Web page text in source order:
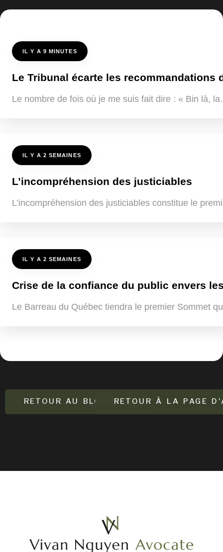
IL Y A 9 MINUTES
Le Tribunal écarte les recommandations
Le nombre de fois où je me suis fait dire : « Bin là,
IL Y A 2 SEMAINES
L’incompréhension des justiciables
L’incompréhension des justiciables constitue le
IL Y A 2 SEMAINES
Crise de la confiance du public envers
Le Barreau du Québec tiendra le premier Sommet
RETOUR AU BLOGUERETOUR À LA PAGE